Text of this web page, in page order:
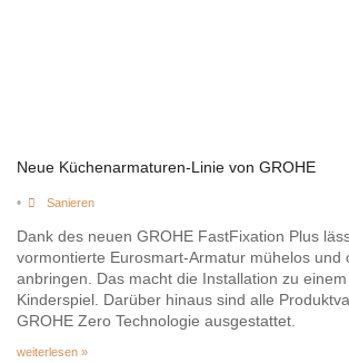
Neue Küchenarmaturen-Linie von GROHE
• Sanieren
Dank des neuen GROHE FastFixation Plus
vormontierte Eurosmart-Armatur mühelos und
anbringen. Das macht die Installation zu
Kinderspiel. Darüber hinaus sind alle
GROHE Zero Technologie ausgestattet.
weiterlesen »